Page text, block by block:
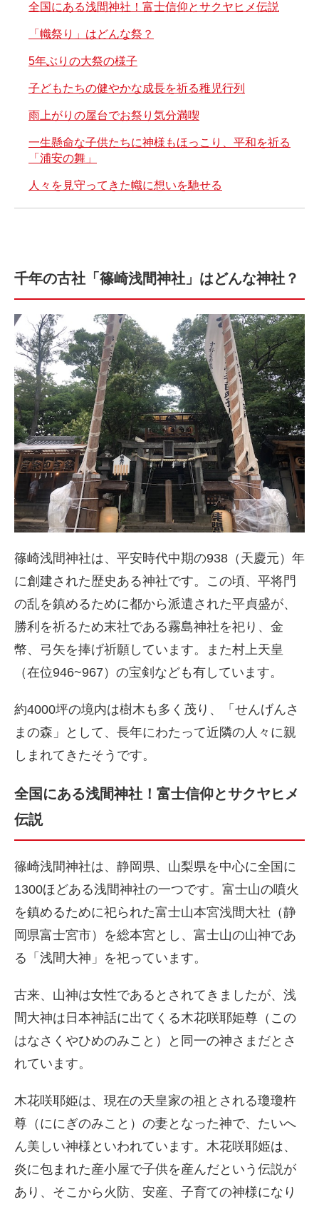
全国にある浅間神社！富士信仰とサクヤヒメ伝説
「幟祭り」はどんな祭？
5年ぶりの大祭の様子
子どもたちの健やかな成長を祈る稚児行列
雨上がりの屋台でお祭り気分満喫
一生懸命な子供たちに神様もほっこり、平和を祈る
「浦安の舞」
人々を見守ってきた幟に想いを馳せる
千年の古社「篠崎浅間神社」はどんな神社？
篠崎浅間神社は、平安時代中期の938（天慶元）年
に創建された歴史ある神社です。この頃、平将門
の乱を鎮めるために都から派遣された平貞盛が、
勝利を祈るため末社である霧島神社を祀り、金
幣、弓矢を捧げ祈願しています。また村上天皇
（在位946~967）の宝剣なども有しています。
約4000坪の境内は樹木も多く茂り、「せんげんさ
まの森」として、長年にわたって近隣の人々に親
しまれてきたそうです。
全国にある浅間神社！富士信仰とサクヤヒメ
伝説
篠崎浅間神社は、静岡県、山梨県を中心に全国に
1300ほどある浅間神社の一つです。富士山の噴火
を鎮めるために祀られた富士山本宮浅間大社（静
岡県富士宮市）を総本宮とし、富士山の山神であ
る「浅間大神」を祀っています。
古来、山神は女性であるとされてきましたが、浅
間大神は日本神話に出てくる木花咲耶姫尊（この
はなさくやひめのみこと）と同一の神さまだとさ
れています。
木花咲耶姫は、現在の天皇家の祖とされる瓊瓊杵
尊（ににぎのみこと）の妻となった神で、たいへ
ん美しい神様といわれています。木花咲耶姫は、
炎に包まれた産小屋で子供を産んだという伝説が
あり、そこから火防、安産、子育ての神様になり